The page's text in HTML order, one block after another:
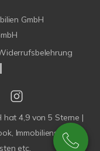
GmbH
hat4,9von5 Sterne |
Immobilienscout,
etc.